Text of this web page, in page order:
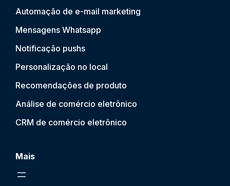
Automação de e-mail marketing
Mensagens Whatsapp
Notificação pushs
Personalização no local
Recomendações de produto
Análise de comércio eletrônico
CRM de comércio eletrônico
Mais